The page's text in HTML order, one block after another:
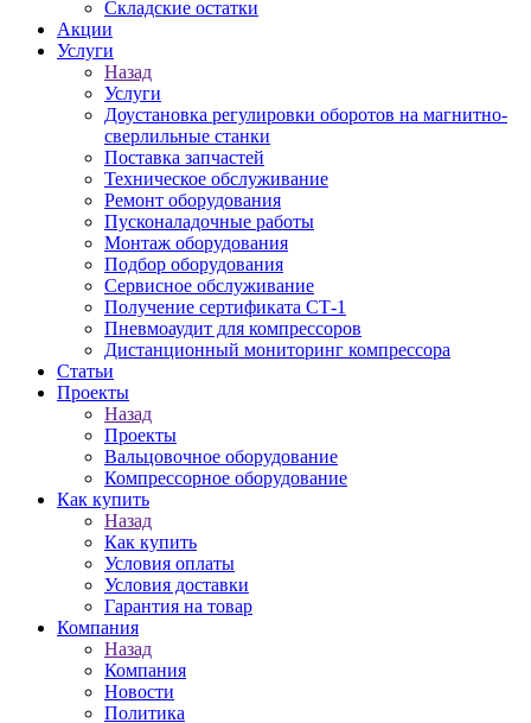
Складские остатки
Акции
Услуги
Назад
Услуги
Доустановка регулировки оборотов на магнитно-
сверлильные станки
Поставка запчастей
Техническое обслуживание
Ремонт оборудования
Пусконаладочные работы
Монтаж оборудования
Подбор оборудования
Сервисное обслуживание
Получение сертификата СТ-1
Пневмоаудит для компрессоров
Дистанционный мониторинг компрессора
Статьи
Проекты
Назад
Проекты
Вальцовочное оборудование
Компрессорное оборудование
Как купить
Назад
Как купить
Условия оплаты
Условия доставки
Гарантия на товар
Компания
Назад
Компания
Новости
Политика